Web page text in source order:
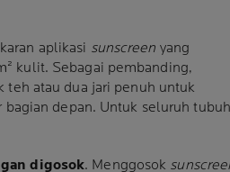
aplikasi sunscreen yang
kulit. Sebagai pembanding,
atau dua jari penuh untuk
depan. Untuk seluruh
digosok. Menggosok